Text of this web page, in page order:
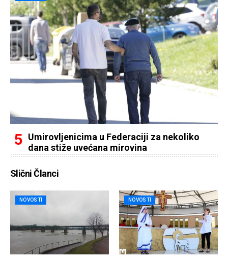
Umirovljenicima u Federaciji za nekoliko
dana stiže uvećana mirovina
Slični Članci
NOVOSTI NOVOSTI